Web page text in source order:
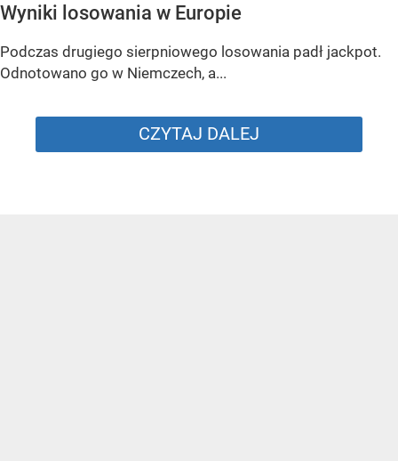
Wyniki losowania w Europie
Podczas drugiego sierpniowego losowania padł jackpot.
Odnotowano go w Niemczech, a...
CZYTAJ DALEJ